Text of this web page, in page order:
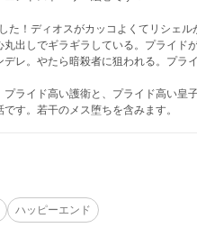
た！ディオスがカッコよくてリシェ
出しでギラギラしている。プライドが
レ。やたら暗殺者に狙われる。プラ
ライド高い護衛と、プライド高い皇
す。若干のメス堕ちを含みます。
ハッピーエンド